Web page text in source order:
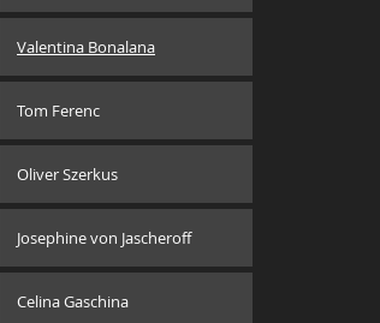
Valentina Bonalana
Tom Ferenc
Oliver Szerkus
Josephine von Jascheroff
Celina Gaschina